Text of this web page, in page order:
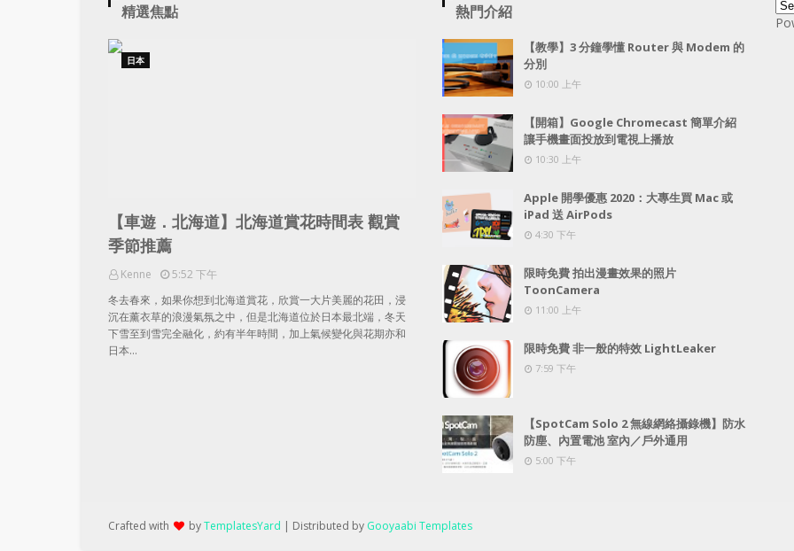
精選焦點
日本
【車遊．北海道】北海道賞花時間表 觀賞
季節推薦
Kenne
5:52 下午
冬去春來，如果你想到北海道賞花，欣賞一大片美麗的花田，浸
沉在薰衣草的浪漫氣氛之中，但是北海道位於日本最北端，冬天
下雪至到雪完全融化，約有半年時間，加上氣候變化與花期亦和
日本…
熱門介紹
【教學】3 分鐘學懂 Router 與 Modem 的
分別
10:00 上午
【開箱】Google Chromecast 簡單介紹
讓手機畫面投放到電視上播放
10:30 上午
Apple 開學優惠 2020：大專生買 Mac 或
iPad 送 AirPods
4:30 下午
限時免費 拍出漫畫效果的照片
ToonCamera
11:00 上午
限時免費 非一般的特效 LightLeaker
7:59 下午
【SpotCam Solo 2 無線網絡攝錄機】防水
防塵、內置電池 室內／戶外通用
5:00 下午
Crafted with byTemplatesYard | Distributed by Gooyaabi Templates